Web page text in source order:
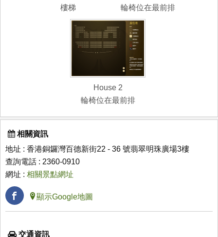
樓梯
輪椅位在最前排
House 2
輪椅位在最前排
相關資訊
地址 : 香港銅鑼灣百德新街22 - 36 號翡翠明珠廣場3樓
查詢電話 : 2360-0910
網址 : 相關景點網址
顯示Google地圖
交通資訊